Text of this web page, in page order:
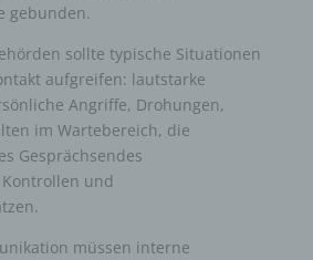
gebunden.
sollte typische Situationen
aufgreifen: lautstarke
Angriffe, Drohungen,
im Wartebereich, die
Gesprächsendes
und
müssen interne